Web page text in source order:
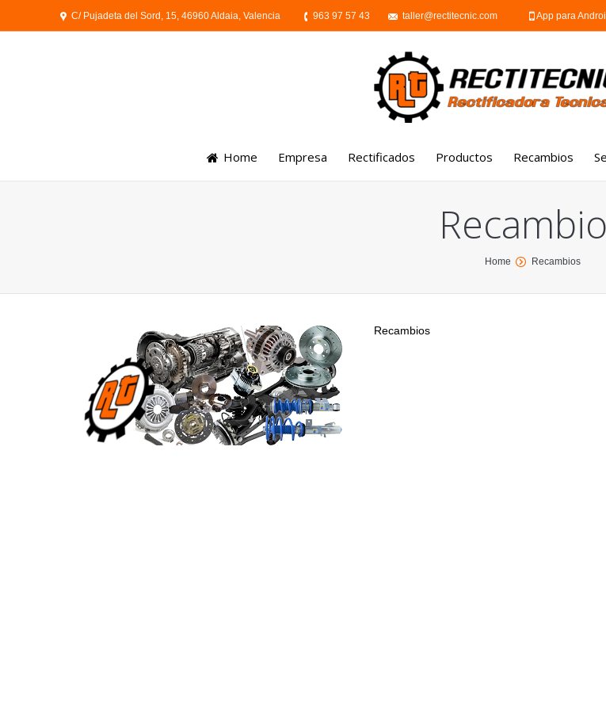
C/ Pujadeta del Sord, 15, 46960 Aldaia, Valencia 963 97 57 43 taller@rectitecnic.com App para
Home Empresa Rectificados Productos
Culatas
Recambios
Home Recambios
Recambios